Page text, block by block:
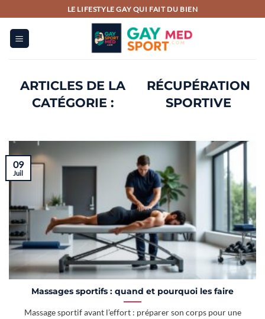
au
contenu
LE LIFESTYLE GAY QUI FAIT DU BIEN
RÉCUPÉRATION
SPORTIVE
Massages sportifs : quand et pourquoi les faire
Massage sportif avant l’effort : préparer son corps pour une
09
Juil